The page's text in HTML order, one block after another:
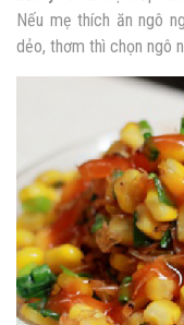
Nếu mẹ thích ăn ngô
dẻo, thơm thì chọn ngô